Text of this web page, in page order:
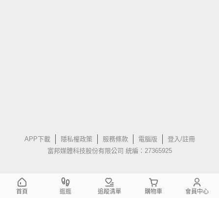
APP下載 隱私權政策 服務條款 電腦版
登入/註冊
富邦媒體科技股份有限公司 統編：27365925
首頁 逛逛 追蹤清單 購物車 會員中心